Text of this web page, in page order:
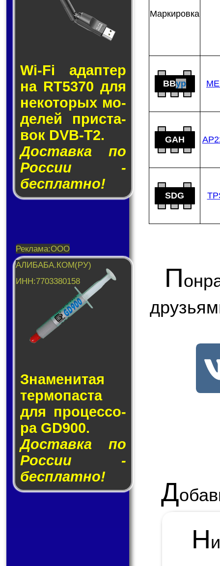
Wi-Fi адап­тер
на RT5370 для
не­ко­то­рых мо­
де­лей прис­та­
вок DVB-T2.
Доставка по
России -
бесплатно!
Знаменитая
тер­мо­пас­та
для про­цес­со­
ра GD900.
Доставка по
России -
бесплатно!
Мар­ки­ров­ка
BByp
GAH
SDG
П
Д
Н